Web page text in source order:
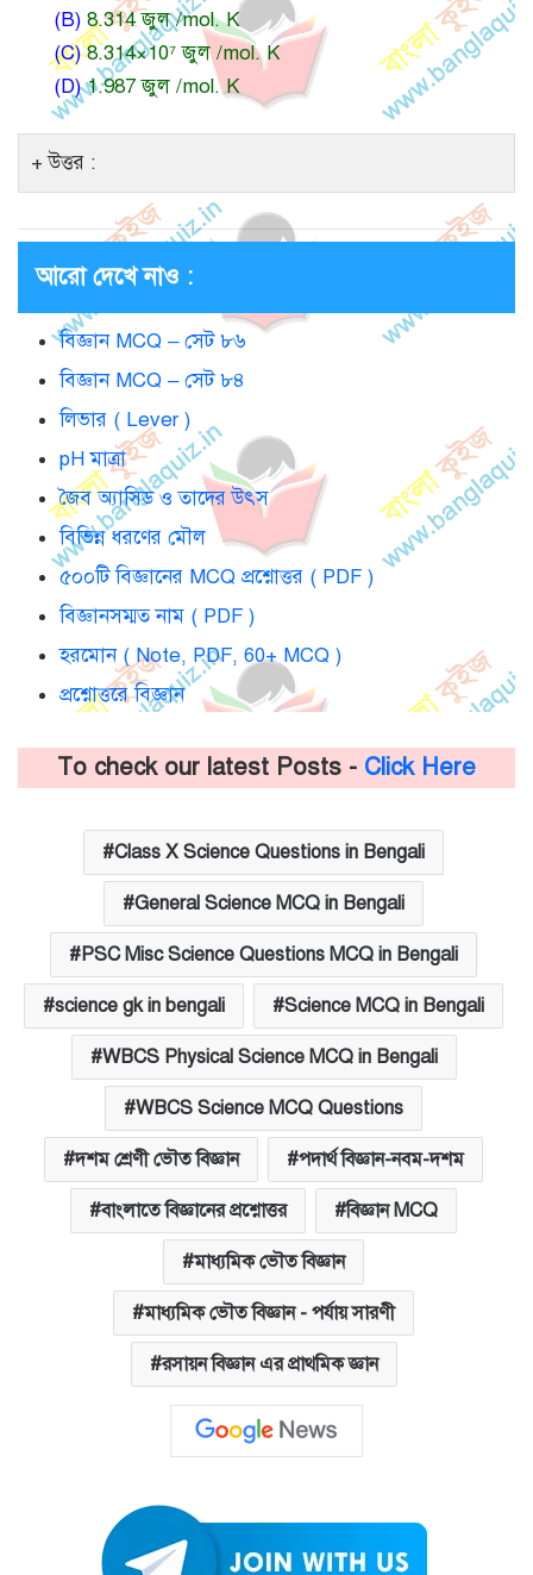
(B) 8.314 জুল /mol. K
(C)8.314×10⁷ জুল /mol. K
(D)1.987 জুল /mol. K
উত্তর :
আরো দেখে নাও :
বিজ্ঞান MCQ – সেট ৮৬
বিজ্ঞান MCQ – সেট ৮৪
লিভার ( Lever )
pH মাত্রা
জৈব অ্যাসিড ও তাদের উৎস
বিভিন্ন ধরণের মৌল
৫০০টি বিজ্ঞানের MCQ প্রশ্নোত্তর ( PDF )
বিজ্ঞানসম্মত নাম ( PDF )
হরমোন ( Note, PDF, 60+ MCQ )
প্রশ্নোত্তরে বিজ্ঞান
To check our latest Posts - Click Here
Class X Science Questions in Bengali
General Science MCQ in Bengali
PSC Misc Science Questions MCQ in Bengali
science gk in bengali Science MCQ in Bengali
WBCS Physical Science MCQ in Bengali
WBCS Science MCQ Questions
দশম শ্রেণী ভৌত বিজ্ঞান পদার্থ বিজ্ঞান-নবম-দশম
বাংলাতে বিজ্ঞানের প্রশ্নোত্তর বিজ্ঞান MCQ
মাধ্যমিক ভৌত বিজ্ঞান
মাধ্যমিক ভৌত বিজ্ঞান - পর্যায় সারণী
রসায়ন বিজ্ঞান এর প্রাথমিক জ্ঞান